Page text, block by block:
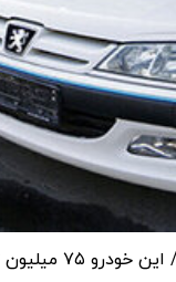
تومان ارزان شد